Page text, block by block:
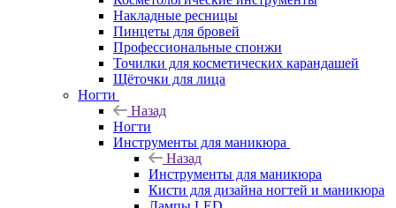
Накладные ресницы
Пинцеты для бровей
Профессиональные спонжи
Точилки для косметических карандашей
Щёточки для лица
Ногти
Назад
Ногти
Инструменты для маникюра
Назад
Инструменты для маникюра
Кисти для дизайна ногтей и маникюра